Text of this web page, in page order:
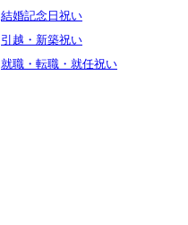
結婚記念日祝い
引越・新築祝い
就職・転職・就任祝い